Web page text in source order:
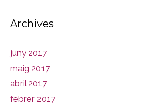
Archives
juny 2017
maig 2017
abril 2017
febrer 2017